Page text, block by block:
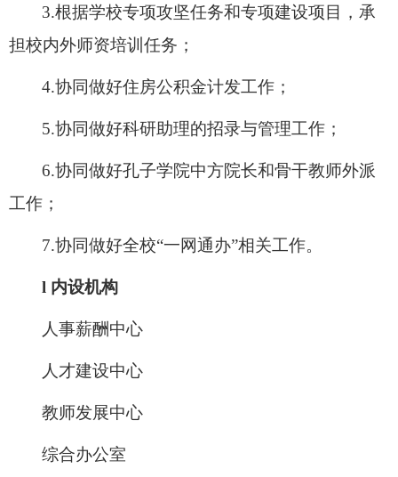
3.根据学校专项攻坚任务和专项建设项目，承
担校内外师资培训任务；
4.协同做好住房公积金计发工作；
5.协同做好科研助理的招录与管理工作；
6.协同做好孔子学院中方院长和骨干教师外派
工作；
7.协同做好全校“一网通办”相关工作。
l 内设机构
人事薪酬中心
人才建设中心
教师发展中心
综合办公室